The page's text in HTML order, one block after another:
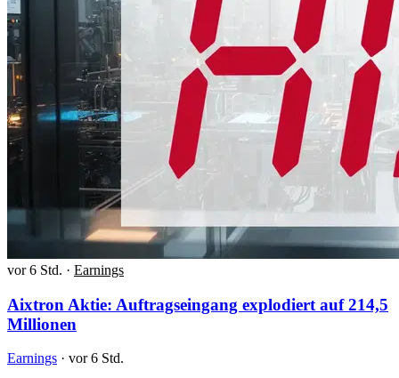
vor 6 Std. · Earnings
Aixtron Aktie: Auftragseingang explodiert auf 214,5
Millionen
Earnings · vor 6 Std.